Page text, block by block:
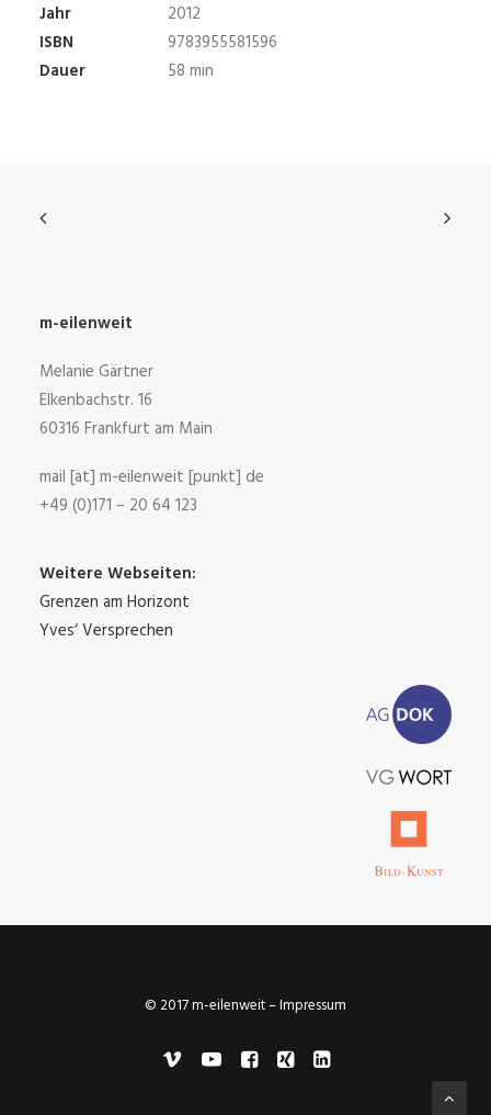
Jahr
2012
ISBN
9783955581596
Dauer
58 min
m-eilenweit
Melanie Gärtner
Elkenbachstr. 16
60316 Frankfurt am Main
mail [at] m-eilenweit [punkt] de
+49 (0)171 – 20 64 123
Weitere Webseiten:
Grenzen am Horizont
Yves‘ Versprechen
© 2017 m-eilenweit –Impressum